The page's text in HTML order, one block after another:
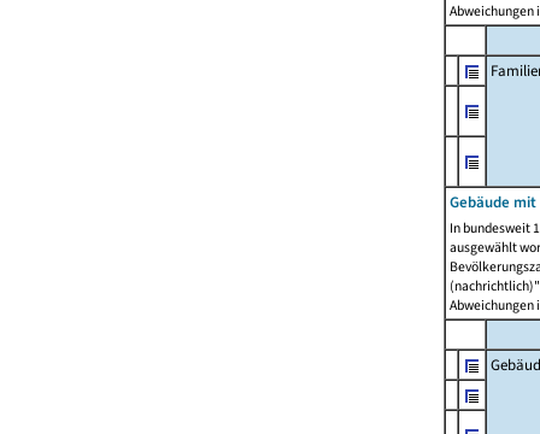
Abweichungen
Gebäude
In bundesweit
ausgewählt
Abweichungen